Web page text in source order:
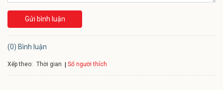
Gửi bình luận
(0) Bình luận
Xếp theo: Thời gian Số người thích